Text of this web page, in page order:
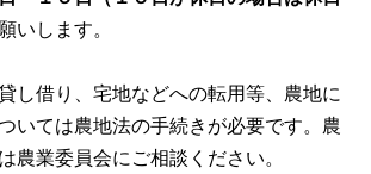
いします。
し借り、宅地などへの転用等、農地に
いては農地法の手続きが必要です。農
農業委員会にご相談ください。